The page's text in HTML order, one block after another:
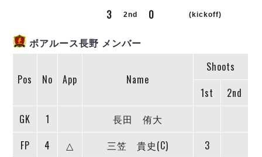
メットライフ生命Ｆ２リーグ
順位表
警告・退場・出場停止選手
個人ランキング｜シュート
ボアルース長野
シュライカー大阪
メットライフ生命Ｆ２リーグ
リーグ概要
大会概要
クラブライセンス関連
過去の記録 ARCHIVE
過去の試合記録
ディビジョン2 試合記録
Ｆリーグカップ 試合記録
プロジェクト PROJECT
ABeam AWARD
3
2nd 0 (kickoff)
ボアルース長野 メンバー
Pos No App Name
Shoots
1st
2nd
GK
1
長田 侑大
FP
4 △ 三笠 貴史(C)
3